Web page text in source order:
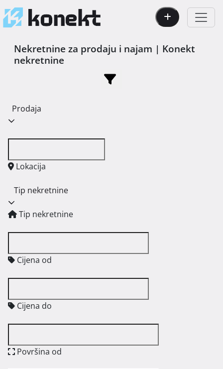
Nekretnine za prodaju i najam | Konekt
nekretnine
Prodaja
Lokacija
Tip nekretnine
Tip nekretnine
Cijena od
Cijena do
Površina od